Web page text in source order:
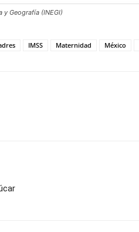
Geografía (INEGI)
IMSS Maternidad México